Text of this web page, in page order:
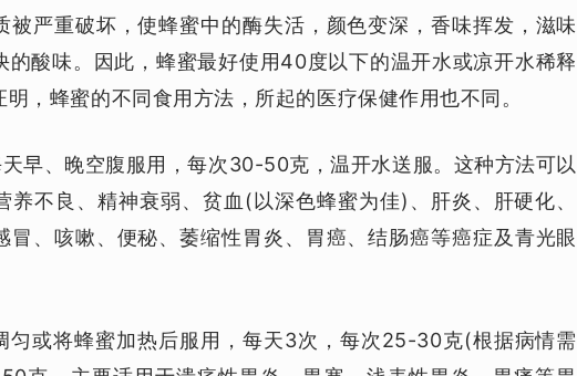
被严重破坏，使蜂蜜中的酶失活，颜色变深，香味挥发，滋味
的酸味。因此，蜂蜜最好使用40度以下的温开水或凉开水稀释
，蜂蜜的不同食用方法，所起的医疗保健作用也不同。
早、晚空腹服用，每次30-50克，温开水送服。这种方法可以
养不良、精神衰弱、贫血(以深色蜂蜜为佳)、肝炎、肝硬化、
冒、咳嗽、便秘、萎缩性胃炎、胃癌、结肠癌等癌症及青光眼
匀或将蜂蜜加热后服用，每天3次，每次25-30克(根据病情需